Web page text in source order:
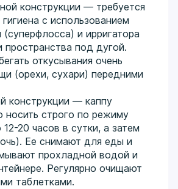
конструкции — требуется
с использованием
(суперфлосса) и ирригатора
пространства под дугой.
откусывания очень
(орехи, сухари) передними
конструкции — каппу
носить строго по режиму
20 часов в сутки, а затем
Ее снимают для еды и
прохладной водой и
Регулярно очищают
таблетками.